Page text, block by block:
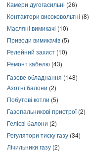
Камери дугогасильні (26)
Контактори високовольтні (8)
Масляні вимикачі (10)
Приводи вимикачів (5)
Релейний захист (10)
Ремонт кабелю (43)
Газове обладнання (148)
Азотні балони (2)
Побутові котли (5)
Газопальникові пристрої(2)
Гелієві балони (2)
Регулятори тиску газу (34)
Лічильники газу (2)